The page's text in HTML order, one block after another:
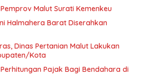
Malut Surati Kemenkeu
Halmahera Barat Diserahkan
Dinas Pertanian Malut Lakukan
Kota
Pajak Bagi Bendahara di